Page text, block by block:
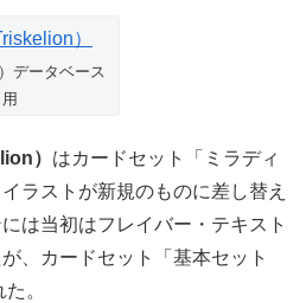
データベース
） はカードセット「ミラディ
ラストが新規のものに差し替え
は当初はフレイバー・テキスト
、カードセット「基本セット
。